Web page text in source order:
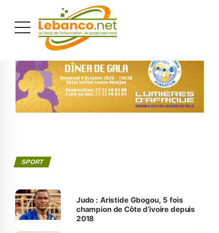
SPORT
Judo : Aristide Gbogou, 5 fois
champion de Côte d’ivoire depuis
2018